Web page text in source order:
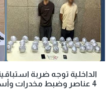
الداخلية توجه ضربة
4 عناصر وضبط مخدرات وأسلحة بـ46 مليون جنيه